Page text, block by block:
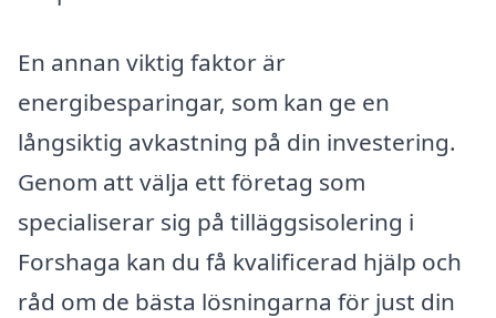
En annan viktig faktor är
energibesparingar, som kan ge en
långsiktig avkastning på din investering.
Genom att välja ett företag som
specialiserar sig på tilläggsisolering i
Forshaga kan du få kvalificerad hjälp och
råd om de bästa lösningarna för just din